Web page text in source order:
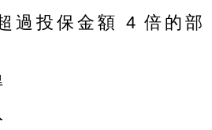
過投保金額 4 倍的部